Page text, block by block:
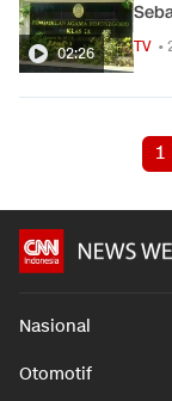
02:26 TV •
1
Nasional
Otomotif